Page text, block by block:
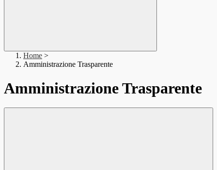
Home >
Amministrazione Trasparente
Amministrazione Trasparente